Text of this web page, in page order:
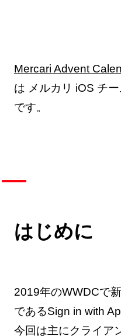
Mercari Advent
は メルカリ iOS チ
です。
はじめに
2019年のWWDCで
であるSign in with
今回は主にクライア